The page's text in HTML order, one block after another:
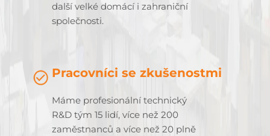
další velké domácí i zahraniční
společnosti.
Pracovníci se zkušenostmi
Máme profesionální technický
R&D tým 15 lidí, více než 200
zaměstnanců a více než 20 plně